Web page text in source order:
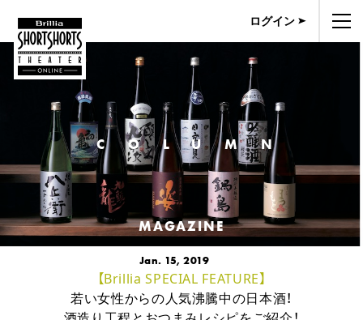
ログイン
MAGAZINE
COLUMN
Jan. 15, 2019
【Brillia SPECIAL FEATURE】
若い女性からの人気沸騰中の日本酒！